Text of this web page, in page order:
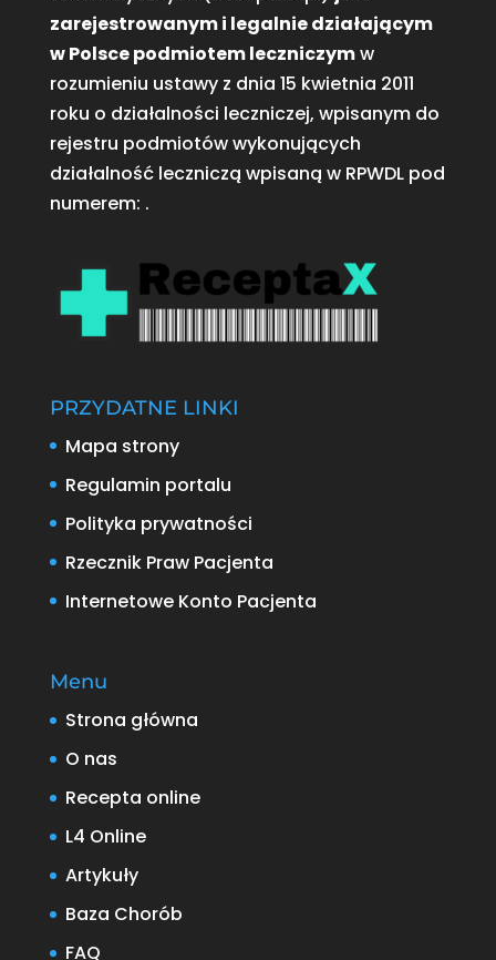
zarejestrowanym i legalnie działającym
w Polsce podmiotem leczniczymw
rozumieniu ustawy z dnia 15 kwietnia 2011
roku o działalności leczniczej, wpisanym do
rejestru podmiotów wykonujących
działalność leczniczą wpisaną w RPWDL pod
numerem: .
PRZYDATNE LINKI
Mapa strony
Regulamin portalu
Polityka prywatności
Rzecznik Praw Pacjenta
Internetowe Konto Pacjenta
Menu
Strona główna
O nas
Recepta online
L4 Online
Artykuły
Baza Chorób
FAQ